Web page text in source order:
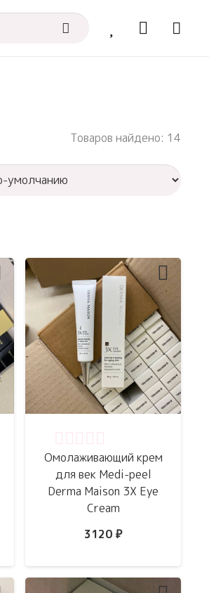
Товаров найдено: 14
Омолаживающий крем
для век Medi-peel
Derma Maison 3X Eye
Cream
3120 ₽